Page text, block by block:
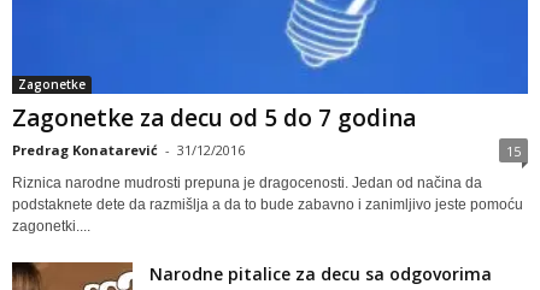
Zagonetke
Zagonetke za decu od 5 do 7 godina
Predrag Konatarević - 31/12/2016 15
Riznica narodne mudrosti prepuna je dragocenosti. Jedan od načina da
podstaknete dete da razmišlja a da to bude zabavno i zanimljivo jeste pomoću
zagonetki....
Narodne pitalice za decu sa odgovorima